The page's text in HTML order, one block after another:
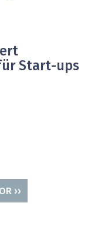
Start-ups
››